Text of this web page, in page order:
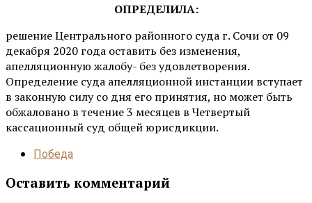
ОПРЕДЕЛИЛА:
решение Центрального районного суда г. Сочи от 09
декабря 2020 года оставить без изменения,
апелляционную жалобу- без удовлетворения.
Определение суда апелляционной инстанции вступает
в законную силу со дня его принятия, но может быть
обжаловано в течение 3 месяцев в Четвертый
кассационный суд общей юрисдикции.
Победа
Оставить комментарий